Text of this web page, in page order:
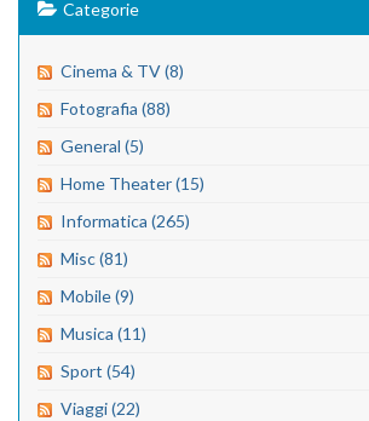
Categorie
Cinema & TV (8)
Fotografia (88)
General (5)
Home Theater (15)
Informatica (265)
Misc (81)
Mobile (9)
Musica (11)
Sport (54)
Viaggi (22)